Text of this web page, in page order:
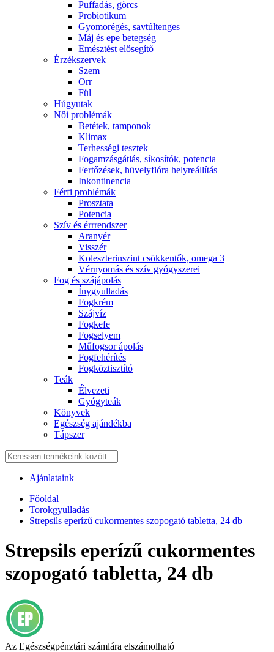
Puffadás, görcs
Probiotikum
Gyomorégés, savtúltenges
Máj és epe betegség
Emésztést elősegítő
Érzékszervek
Szem
Orr
Fül
Húgyutak
Női problémák
Betétek, tamponok
Klimax
Terhességi tesztek
Fogamzásgátlás, síkosítók, potencia
Fertőzések, hüvelyflóra helyreállítás
Inkontinencia
Férfi problémák
Prosztata
Potencia
Szív és érrrendszer
Aranyér
Visszér
Koleszterinszint csökkentők, omega 3
Vérnyomás és szív gyógyszerei
Fog és szájápolás
Í́nygyulladás
Fogkrém
Szájvíz
Fogkefe
Fogselyem
Műfogsor ápolás
Fogfehérítés
Fogköztisztító
Teák
É́lvezeti
Gyógyteák
Könyvek
Egészség ajándékba
Tápszer
Ajánlataink
Főoldal
Torokgyulladás
Strepsils eperízű cukormentes szopogató tabletta, 24 db
Strepsils eperízű cukormentes
szopogató tabletta, 24 db
Az Egészségpénztári számlára elszámolható